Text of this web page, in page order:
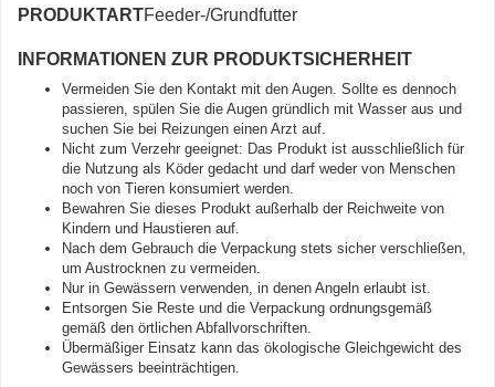
PRODUKTARTFeeder-/Grundfutter
INFORMATIONEN ZUR PRODUKTSICHERHEIT
Vermeiden Sie den Kontakt mit den Augen. Sollte es dennoch
passieren, spülen Sie die Augen gründlich mit Wasser aus und
suchen Sie bei Reizungen einen Arzt auf.
Nicht zum Verzehr geeignet: Das Produkt ist ausschließlich für
die Nutzung als Köder gedacht und darf weder von Menschen
noch von Tieren konsumiert werden.
Bewahren Sie dieses Produkt außerhalb der Reichweite von
Kindern und Haustieren auf.
Nach dem Gebrauch die Verpackung stets sicher verschließen,
um Austrocknen zu vermeiden.
Nur in Gewässern verwenden, in denen Angeln erlaubt ist.
Entsorgen Sie Reste und die Verpackung ordnungsgemäß
gemäß den örtlichen Abfallvorschriften.
Übermäßiger Einsatz kann das ökologische Gleichgewicht des
Gewässers beeinträchtigen.